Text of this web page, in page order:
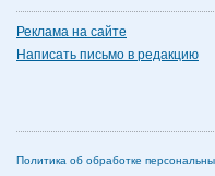
Реклама на сайте
Написать письмо в редакцию
Политика об обработке